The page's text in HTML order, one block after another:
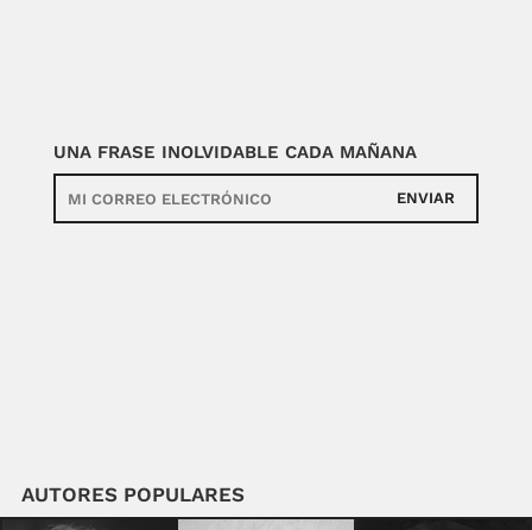
UNA FRASE INOLVIDABLE CADA MAÑANA
ENVIAR
AUTORES POPULARES